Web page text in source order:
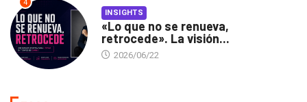
4
INSIGHTS
«Lo que no se renueva,
retrocede». La visión...
2026/06/22